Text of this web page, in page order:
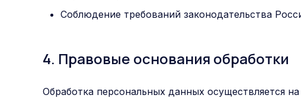
Соблюдение требований законодательства
4. Правовые основания обработки
Обработка персональных данных осуществляется